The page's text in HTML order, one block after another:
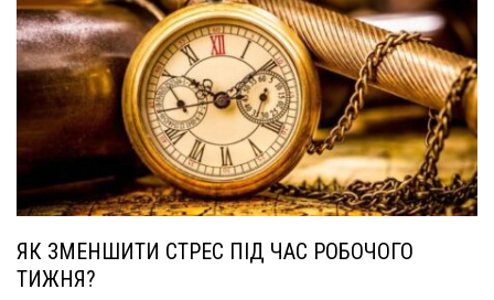
ЯК ЗМЕНШИТИ СТРЕС ПІД ЧАС РОБОЧОГО
ТИЖНЯ?